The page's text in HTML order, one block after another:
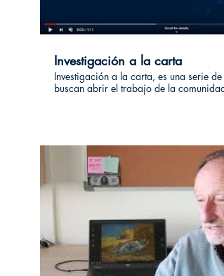
Investigación a la carta
Investigación a la carta, es una serie de
buscan abrir el trabajo de la